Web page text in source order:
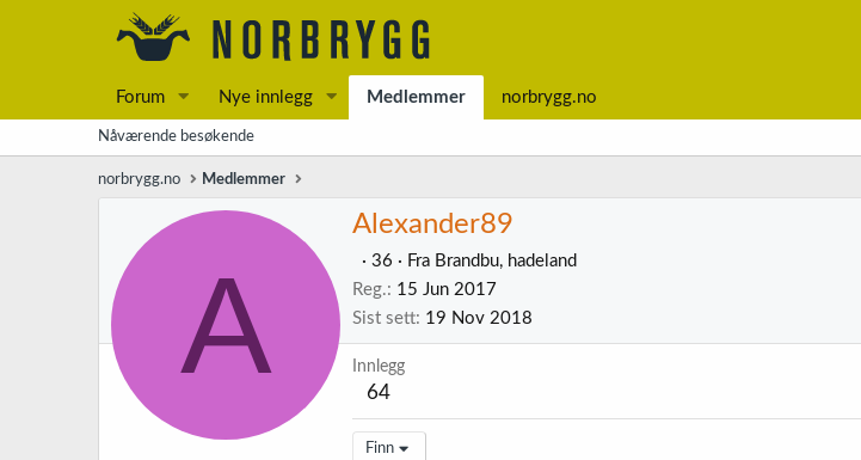
Forum Nye innlegg Medlemmer norbrygg.no
Nåværende besøkende
norbrygg.no Medlemmer
A
Alexander89
· 36 · Fra Brandbu, hadeland
Reg.
15 Jun 2017
Sist sett 19 Nov 2018
Innlegg
64
Finn